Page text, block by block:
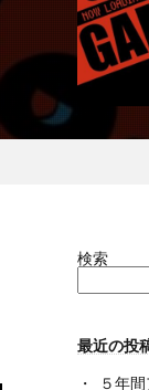
検索
最近の投
５年